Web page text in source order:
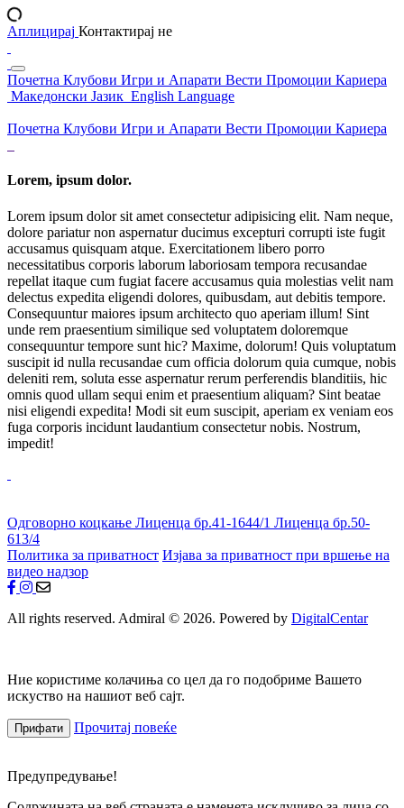
Аплицирај Контактирај не
Почетна Клубови Игри и Апарати Вести Промоции Кариера
Македонски Јазик English Language
Почетна Клубови Игри и Апарати Вести Промоции Кариера
Lorem, ipsum dolor.
Lorem ipsum dolor sit amet consectetur adipisicing elit. Nam neque,
dolore pariatur non aspernatur ducimus excepturi corrupti iste fugit
accusamus quisquam atque. Exercitationem libero porro
necessitatibus corporis laborum laboriosam tempora recusandae
repellat itaque cum fugiat facere accusamus quia molestias velit nam
delectus expedita eligendi dolores, quibusdam, aut debitis tempore.
Consequuntur maiores ipsum architecto quo aperiam illum! Sint
unde rem praesentium similique sed voluptatem doloremque
consequuntur tempore sunt hic? Maxime, dolorum! Quis voluptatum
suscipit id nulla recusandae cum officia dolorum quia cumque, nobis
deleniti rem, soluta esse aspernatur rerum perferendis blanditiis, hic
omnis quod ullam sequi enim et praesentium aliquam? Sint beatae
nisi eligendi expedita! Modi sit eum suscipit, aperiam ex veniam eos
fuga corporis incidunt laudantium consectetur nobis. Nostrum,
impedit!
Одговорно коцкање Лиценца бр.41-1644/1 Лиценца бр.50-
613/4
Политика за приватност Изјава за приватност при вршење на
видео надзор
All rights reserved. Admiral © 2026. Powered by DigitalCentar
Ние користиме колачиња со цел да го подобриме Вашето
искуство на нашиот веб сајт.
Прифати Прочитај повеќе
Предупредување!